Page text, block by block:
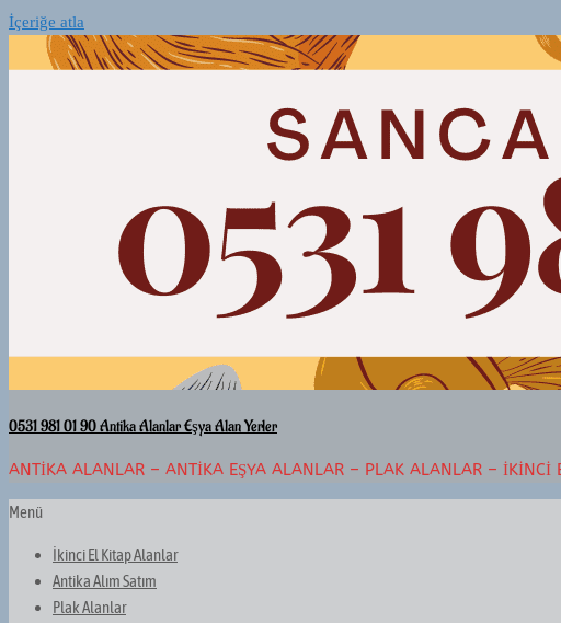
İçeriğe atla
0531 981 01 90 Antika Alanlar Eşya Alan Yerler
ANTIKA ALANLAR – ANTIKA EŞYA ALANLAR – PLAK ALANLAR – İKINCI
Menü
İkinci El Kitap Alanlar
Antika Alım Satım
Plak Alanlar